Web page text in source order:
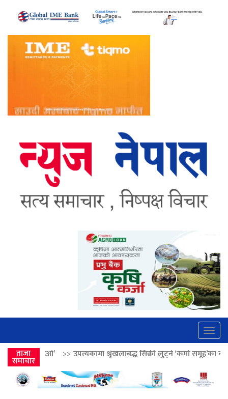
ताजा
समाचार
उपत्यकामा श्रृंखलाबद्ध सिक्री लुट्ने ‘कर्मा समूह’का नाइकेसहित पाँच पक्राउ